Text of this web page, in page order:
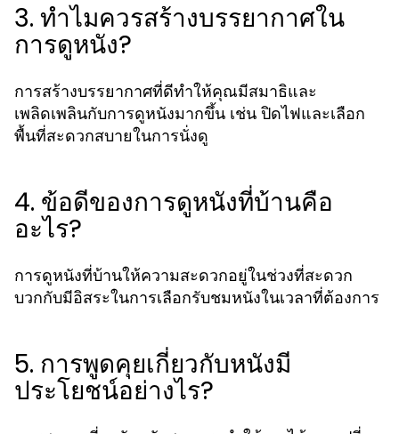
3. ทำไมควรสร้างบรรยากาศใน
การดูหนัง?
การสร้างบรรยากาศที่ดีทำให้คุณมีสมาธิและ
เพลิดเพลินกับการดูหนังมากขึ้น เช่น ปิดไฟและเลือก
พื้นที่สะดวกสบายในการนั่งดู
4. ข้อดีของการดูหนังที่บ้านคือ
อะไร?
การดูหนังที่บ้านให้ความสะดวกอยู่ในช่วงที่สะดวก
บวกกับมีอิสระในการเลือกรับชมหนังในเวลาที่ต้องการ
5. การพูดคุยเกี่ยวกับหนังมี
ประโยชน์อย่างไร?